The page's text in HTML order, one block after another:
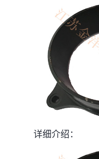
详细介绍：